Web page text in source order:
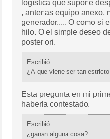
logística que supone
, antenas equipo anexo,
generador..... O como si
hilo. O el simple deseo
posteriori.
Escribió:
¿A que viene ser tan
Esta pregunta en mi
haberla contestado.
Escribió:
¿ganan alguna cosa?